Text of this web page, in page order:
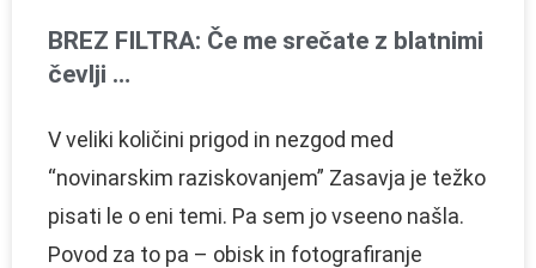
BREZ FILTRA: Če me srečate z blatnimi
čevlji …
V veliki količini prigod in nezgod med
“novinarskim raziskovanjem” Zasavja je težko
pisati le o eni temi. Pa sem jo vseeno našla.
Povod za to pa – obisk in fotografiranje